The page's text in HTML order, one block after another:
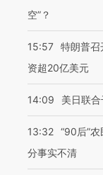
空”？
15:57 特朗普召
资超20亿美元
14:09 美日联
13:32 “90后”
分事实不清